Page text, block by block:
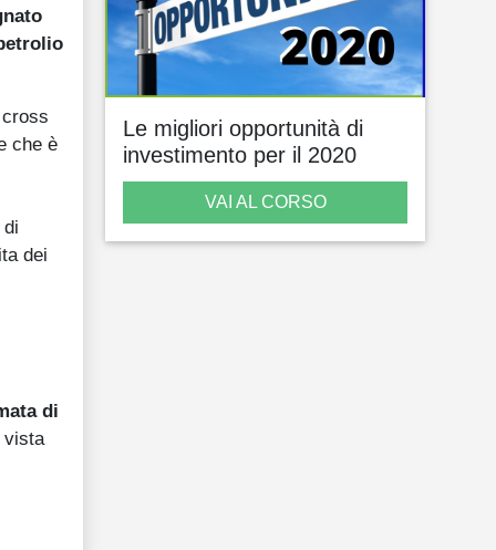
che è
dei
di
vista
Le migliori opportunità di
investimento per il 2020
VAI AL CORSO